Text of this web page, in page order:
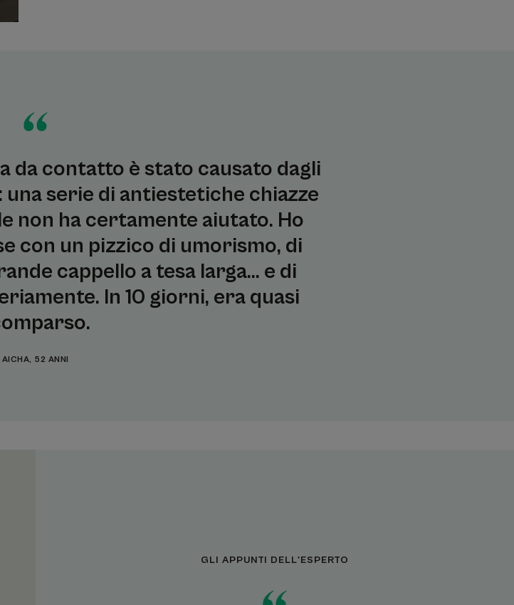
da contatto è stato causato dagli
serie di antiestetiche chiazze
non ha certamente aiutato. Ho
con un pizzico di umorismo, di
cappello a tesa larga... e di
In 10 giorni, era quasi
AICHA, 52 ANNI
GLI APPUNTI DELL'ESPERTO